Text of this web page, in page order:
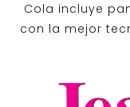
Cola incluye
con la mejor